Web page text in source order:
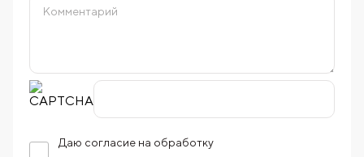
Даю согласие на обработку